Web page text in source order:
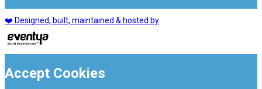
❤️ Designed, built, maintained & hosted by
Accept Cookies